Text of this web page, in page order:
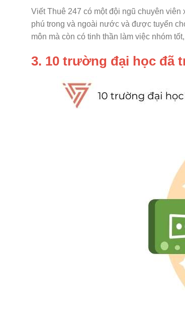
Viết Thuê 247 có một đội ngũ chuyên
phú trong và ngoài nước và được tuyển
môn mà còn có tinh thần làm việc nhóm
3. 10 trường đại học đã